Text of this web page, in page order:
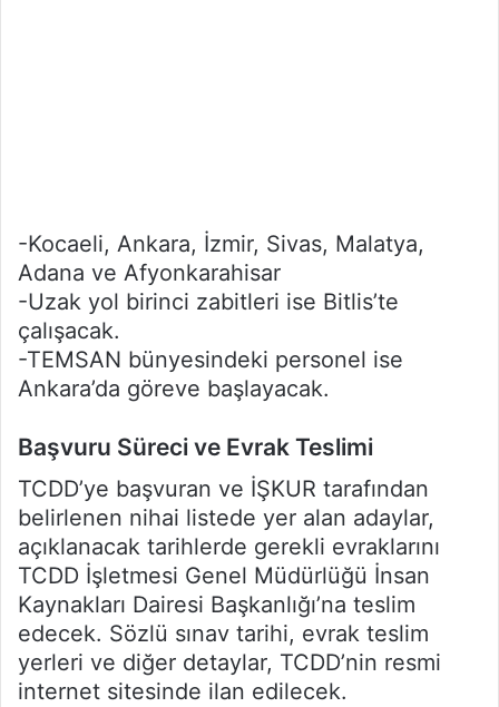
-Kocaeli, Ankara, İzmir, Sivas, Malatya,
Adana ve Afyonkarahisar
-Uzak yol birinci zabitleri ise Bitlis’te
çalışacak.
-TEMSAN bünyesindeki personel ise
Ankara’da göreve başlayacak.
Başvuru Süreci ve Evrak Teslimi
TCDD’ye başvuran ve İŞKUR tarafından
belirlenen nihai listede yer alan adaylar,
açıklanacak tarihlerde gerekli evraklarını
TCDD İşletmesi Genel Müdürlüğü İnsan
Kaynakları Dairesi Başkanlığı’na teslim
edecek. Sözlü sınav tarihi, evrak teslim
yerleri ve diğer detaylar, TCDD’nin resmi
internet sitesinde ilan edilecek.